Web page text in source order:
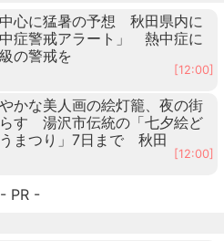
心に猛暑の予想 秋田県内に
中症警戒アラート」 熱中症に
の警戒を
[12:00]
かな美人画の絵灯籠、夜の街
す 湯沢市伝統の「七夕絵ど
まつり」7日まで 秋田
[12:00]
- PR -